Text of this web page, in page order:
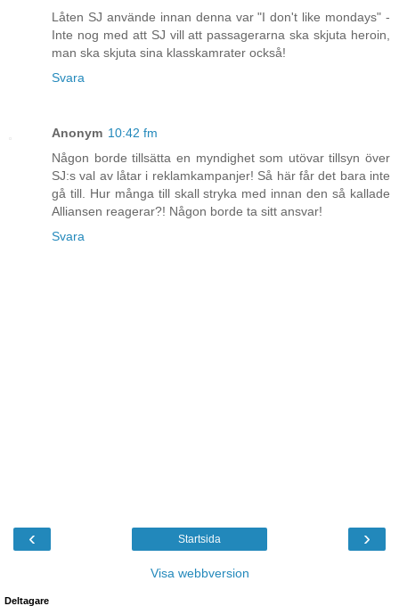
Låten SJ använde innan denna var "I don't like mondays" -
Inte nog med att SJ vill att passagerarna ska skjuta heroin,
man ska skjuta sina klasskamrater också!
Svara
Anonym 10:42 fm
Någon borde tillsätta en myndighet som utövar tillsyn över
SJ:s val av låtar i reklamkampanjer! Så här får det bara inte
gå till. Hur många till skall stryka med innan den så kallade
Alliansen reagerar?! Någon borde ta sitt ansvar!
Svara
‹ ›
Startsida
Visa webbversion
Deltagare